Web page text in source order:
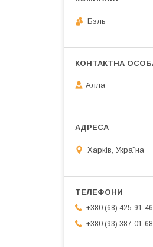
Бэль
Алла
Харків, Україна
+380 (68) 425-91-46
+380 (93) 387-01-68